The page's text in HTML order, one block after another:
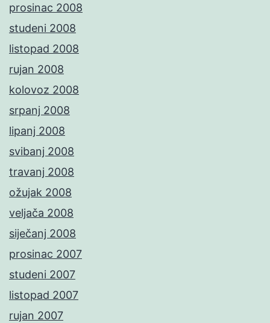
prosinac 2008
studeni 2008
listopad 2008
rujan 2008
kolovoz 2008
srpanj 2008
lipanj 2008
svibanj 2008
travanj 2008
ožujak 2008
veljača 2008
siječanj 2008
prosinac 2007
studeni 2007
listopad 2007
rujan 2007